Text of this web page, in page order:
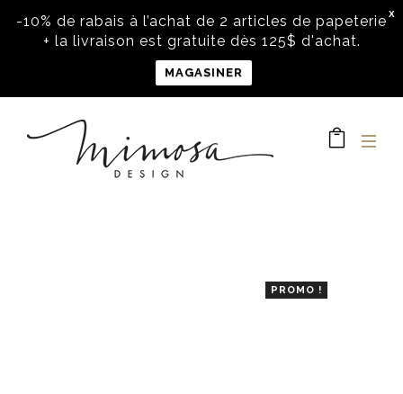
X
-10% de rabais à l’achat de 2 articles de papeterie
+ la livraison est gratuite dès 125$ d'achat.
MAGASINER
PROMO !